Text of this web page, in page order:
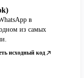
в
из самых
исходный код